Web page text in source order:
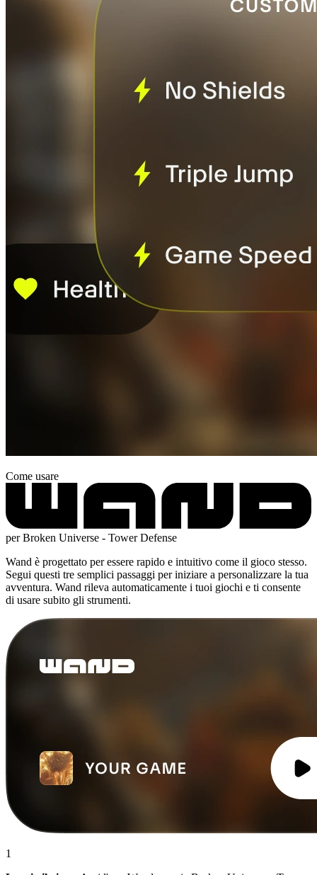
Come usare
per Broken Universe - Tower Defense
Wand è progettato per essere rapido e intuitivo come il gioco stesso.
Segui questi tre semplici passaggi per iniziare a personalizzare la tua
avventura. Wand rileva automaticamente i tuoi giochi e ti consente
di usare subito gli strumenti.
1